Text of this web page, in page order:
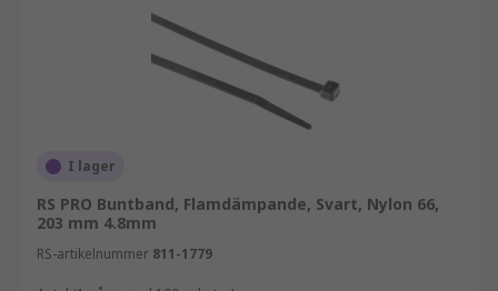
I lager
RS PRO Buntband, Flamdämpande, Svart, Nylon 66,
203 mm 4.8mm
RS-artikelnummer 811-1779